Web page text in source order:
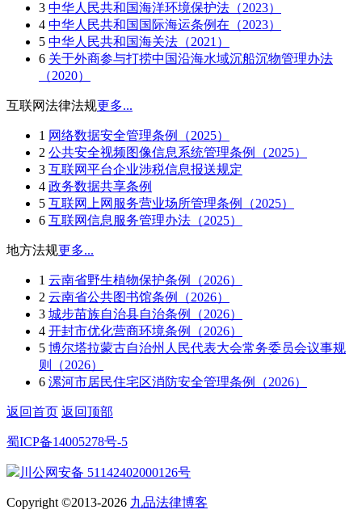
3 中华人民共和国海洋环境保护法（2023）
4 中华人民共和国国际海运条例在（2023）
5 中华人民共和国海关法（2021）
6 关于外商参与打捞中国沿海水域沉船沉物管理办法
（2020）
互联网法律法规更多...
1 网络数据安全管理条例（2025）
2 公共安全视频图像信息系统管理条例（2025）
3 互联网平台企业涉税信息报送规定
4 政务数据共享条例
5 互联网上网服务营业场所管理条例（2025）
6 互联网信息服务管理办法（2025）
地方法规更多...
1 云南省野生植物保护条例（2026）
2 云南省公共图书馆条例（2026）
3 城步苗族自治县自治条例（2026）
4 开封市优化营商环境条例（2026）
5 博尔塔拉蒙古自治州人民代表大会常务委员会议事规
则（2026）
6 漯河市居民住宅区消防安全管理条例（2026）
返回首页 返回顶部
蜀ICP备14005278号-5
川公网安备 51142402000126号
Copyright ©2013-2026 九品法律博客